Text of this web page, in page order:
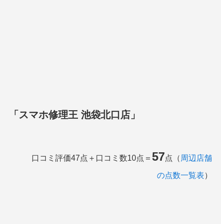
「スマホ修理王 池袋北口店」
口コミ評価47点＋口コミ数10点＝57点（周辺店舗
の点数一覧表）